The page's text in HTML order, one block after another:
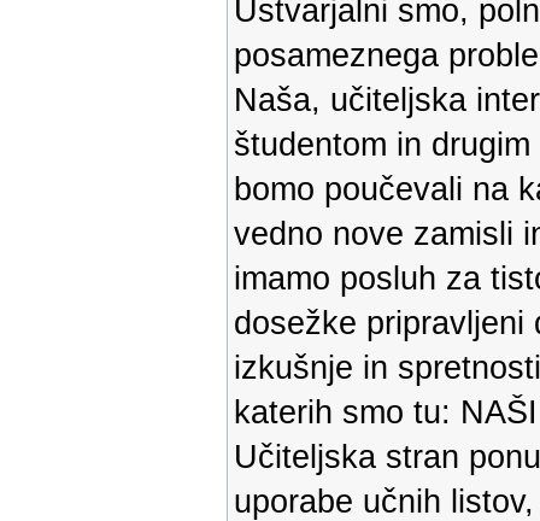
Ustvarjalni smo,
posameznega
Naša, učiteljska
študentom in
bomo poučevali na
vedno nove zamisli
imamo posluh za
dosežke pripravljeni
izkušnje in
katerih smo tu:
Učiteljska stran
uporabe učnih